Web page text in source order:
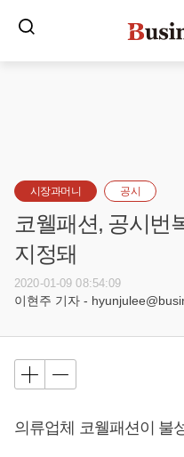
시장과머니 공시
코웰패션, 공시번
지정돼
2020-01-09 08:54:09
이현주 기자 -
의류업체 코웰패션이 불